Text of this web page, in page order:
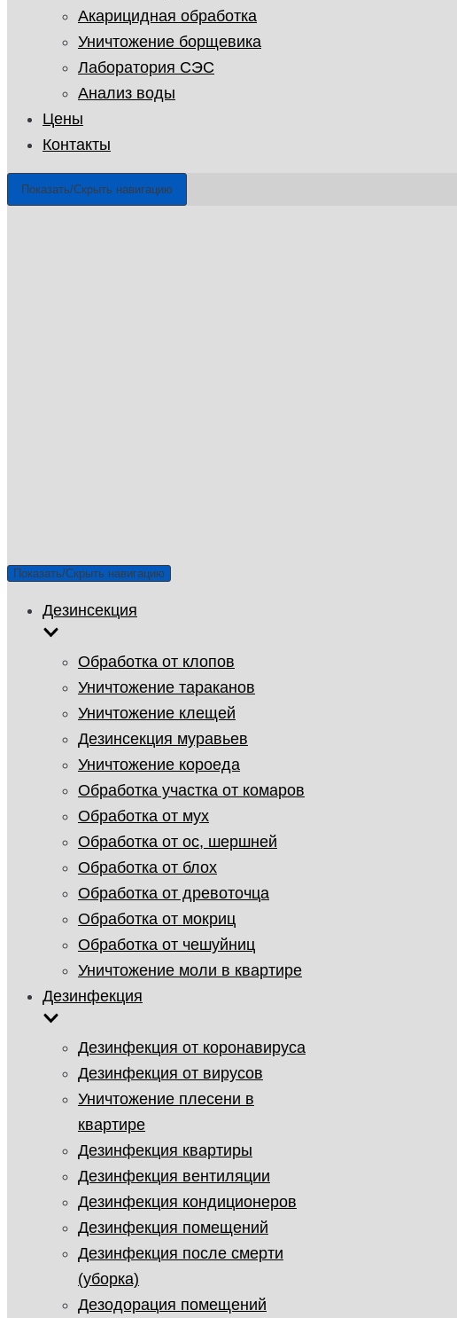
Акарицидная обработка
Уничтожение борщевика
Лаборатория СЭС
Анализ воды
Цены
Контакты
Показать/Скрыть навигацию
Показать/Скрыть навигацию
Дезинсекция
Обработка от клопов
Уничтожение тараканов
Уничтожение клещей
Дезинсекция муравьев
Уничтожение короеда
Обработка участка от комаров
Обработка от мух
Обработка от ос, шершней
Обработка от блох
Обработка от древоточца
Обработка от мокриц
Обработка от чешуйниц
Уничтожение моли в квартире
Дезинфекция
Дезинфекция от коронавируса
Дезинфекция от вирусов
Уничтожение плесени в
квартире
Дезинфекция квартиры
Дезинфекция вентиляции
Дезинфекция кондиционеров
Дезинфекция помещений
Дезинфекция после смерти
(уборка)
Дезодорация помещений